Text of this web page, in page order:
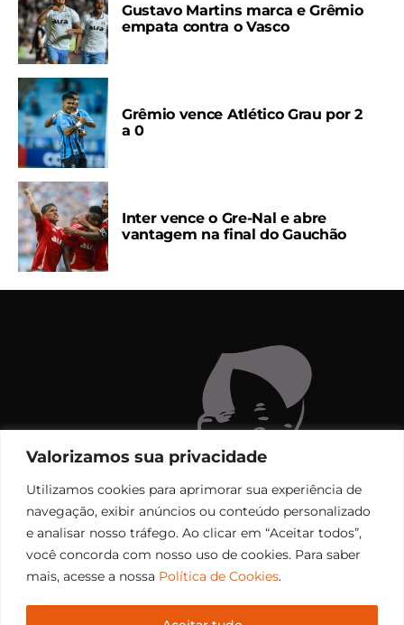
Valorizamos sua privacidade
Utilizamos cookies para aprimorar sua experiência de
navegação, exibir anúncios ou conteúdo personalizado
e analisar nosso tráfego. Ao clicar em “Aceitar todos”,
você concorda com nosso uso de cookies. Para saber
mais, acesse a nossa Política de Cookies.
Gustavo Martins marca e Grêmio
empata contra o Vasco
Grêmio vence Atlético Grau por 2
a 0
Inter vence o Gre-Nal e abre
vantagem na final do Gauchão